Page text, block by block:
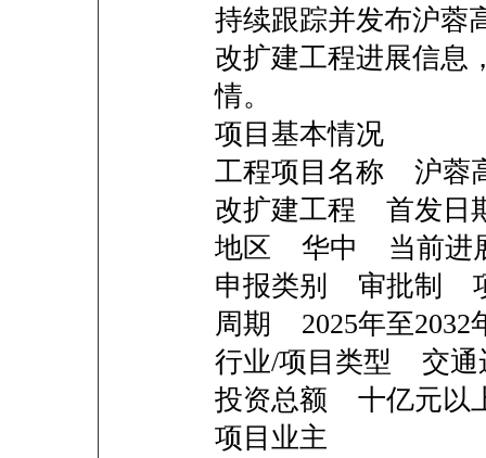
持续跟踪并发布沪蓉
改扩建工程进展信息
情。
项目基本情况
工程项目名称 沪蓉
改扩建工程 首发日
地区 华中 当前
申报类别 审批制
周期 2025年至2032
行业/项目类型 交通
投资总额 十亿
项目业主